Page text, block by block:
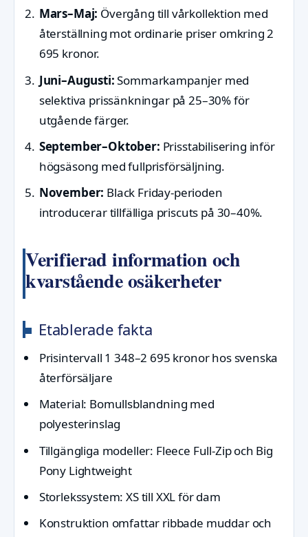
Mars–Maj: Övergång till vårkollektion med
återställning mot ordinarie priser omkring 2
695 kronor.
Juni–Augusti:Sommarkampanjer med
selektiva prissänkningar på 25–30% för
utgående färger.
September–Oktober: Prisstabilisering inför
högsäsong med fullprisförsäljning.
November: Black Friday-perioden
introducerar tillfälliga priscuts på 30–40%.
Verifierad information och
kvarstående osäkerheter
Etablerade fakta
Prisintervall 1 348–2 695 kronor hos svenska
återförsäljare
Material: Bomullsblandning med
polyesterinslag
Tillgängliga modeller: Fleece Full-Zip och Big
Pony Lightweight
Storlekssystem: XS till XXL för dam
Konstruktion omfattar ribbade muddar och